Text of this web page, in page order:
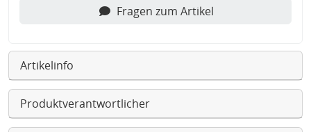
Fragen zum Artikel
Artikelinfo
Produktverantwortlicher